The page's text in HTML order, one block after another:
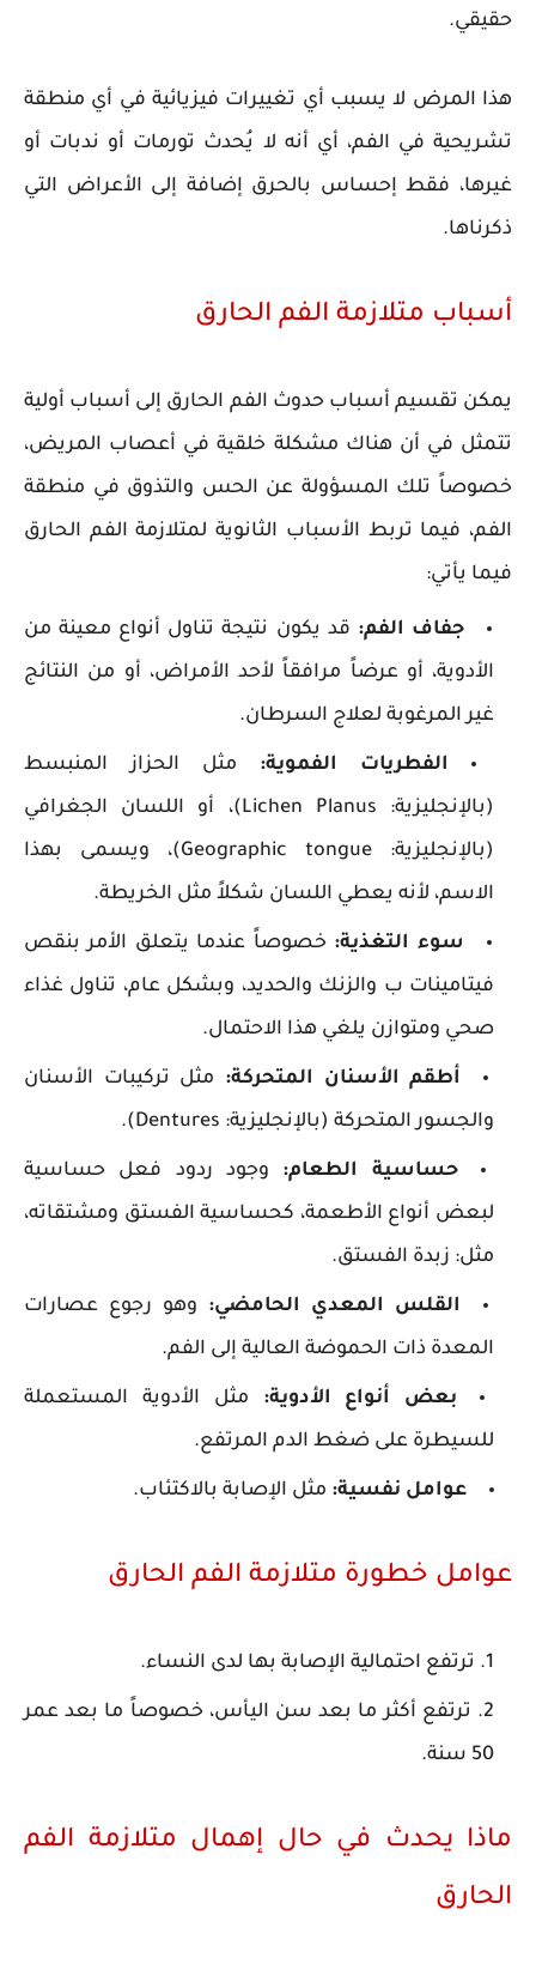
حقيقي.
هذا المرض لا يسبب أي تغييرات فيزيائية في أي منطقة
تشريحية في الفم، أي أنه لا يُحدث تورمات أو ندبات أو
غيرها، فقط إحساس بالحرق إضافة إلى الأعراض التي
ذكرناها.
أسباب متلازمة الفم الحارق
يمكن تقسيم أسباب حدوث الفم الحارق إلى أسباب أولية
تتمثل في أن هناك مشكلة خلقية في أعصاب المريض،
خصوصاً تلك المسؤولة عن الحس والتذوق في منطقة
الفم، فيما تربط الأسباب الثانوية لمتلازمة الفم الحارق
فيما يأتي:
جفاف الفم: قد يكون نتيجة تناول أنواع معينة من
الأدوية، أو عرضاً مرافقاً لأحد الأمراض، أو من النتائج
غير المرغوبة لعلاج السرطان.
الفطريات الفموية: مثل الحزاز المنبسط
(بالإنجليزية: Lichen Planus)، أو اللسان الجغرافي
(بالإنجليزية: Geographic tongue)، ويسمى بهذا
الاسم، لأنه يعطي اللسان شكلاً مثل الخريطة.
سوء التغذية: خصوصاً عندما يتعلق الأمر بنقص
فيتامينات ب والزنك والحديد، وبشكل عام، تناول غذاء
صحي ومتوازن يلغي هذا الاحتمال.
أطقم الأسنان المتحركة: مثل تركيبات الأسنان
والجسور المتحركة (بالإنجليزية: Dentures).
حساسية الطعام: وجود ردود فعل حساسية
لبعض أنواع الأطعمة، كحساسية الفستق ومشتقاته،
مثل: زبدة الفستق.
القلس المعدي الحامضي: وهو رجوع عصارات
المعدة ذات الحموضة العالية إلى الفم.
بعض أنواع الأدوية: مثل الأدوية المستعملة
للسيطرة على ضغط الدم المرتفع.
عوامل نفسية: مثل الإصابة بالاكتئاب.
عوامل خطورة متلازمة الفم الحارق
ترتفع احتمالية الإصابة بها لدى النساء.
ترتفع أكثر ما بعد سن اليأس، خصوصاً ما بعد عمر
50 سنة.
ماذا يحدث في حال إهمال متلازمة الفم
الحارق